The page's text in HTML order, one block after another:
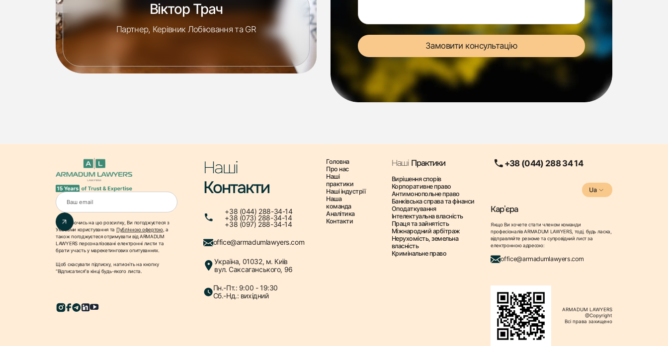
Віктор Трач
Партнер, Керівник Лобіювання та GR
Підписуючись на цю розсилку, Ви погоджуєтеся з
Умовами користування та Публічною офертою, а
також погоджуєтеся отримувати від ARMADUM
LAWYERS персоналізовані електронні листи та
брати участь у марекетингових опитуваннях.
Щоб скасувати підписку, натисніть на кнопку
“Відписатися”в кінці будь-якого листа.
Наші
Контакти
+38 (044) 288-34-14
+38 (073) 288-34-14
+38 (097) 288-34-14
office@armadumlawyers.com
Україна, 01032, м. Київ
вул. Саксаганського, 96
Пн.-Пт.: 9:00 - 19:30
Сб.-Нд.: вихідний
Головна
Про нас
Наші
практики
Наші індустрії
Наша
команда
Аналітика
Контакти
Наші Практики
Вирішення спорів
Корпоративне право
Антимонопольне право
Банківська справа та фінанси
Оподаткування
Інтелектуальна власність
Праця та зайнятість
Міжнародний арбітраж
Нерухомість, земельна
власність
Кримінальне право
+38 (044) 288 34 14
Ua
Карʼєра
Якщо Ви хочете стати членом команди
професіоналів ARMADUM LAWYERS, тоді, будь ласка,
відправляйте резюме та супровідний лист за
електронною адресою:
office@armadumlawyers.com
ARMADUM LAWYERS
@Copyright
Всі права захищено